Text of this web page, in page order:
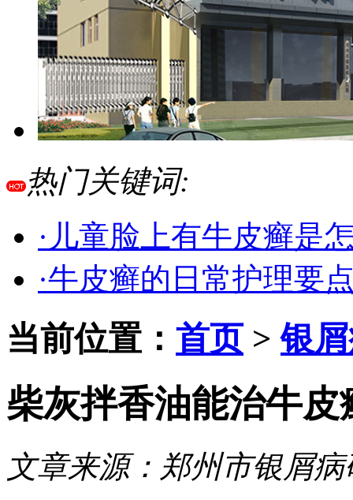
热门关键词:
·儿童脸上有牛皮癣是
·牛皮癣的日常护理要
当前位置： 首页>银
柴灰拌香油能治牛皮
文章来源： 郑州市银屑